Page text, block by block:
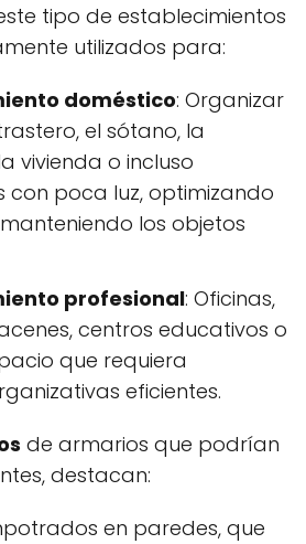
tipo de establecimientos
utilizados para:
doméstico: Organizar
el sótano, la
vivienda o incluso
con poca luz, optimizando
los objetos
profesional: Oficinas,
centros educativos o
que requiera
eficientes.
de armarios que podrían
destacan:
en paredes, que